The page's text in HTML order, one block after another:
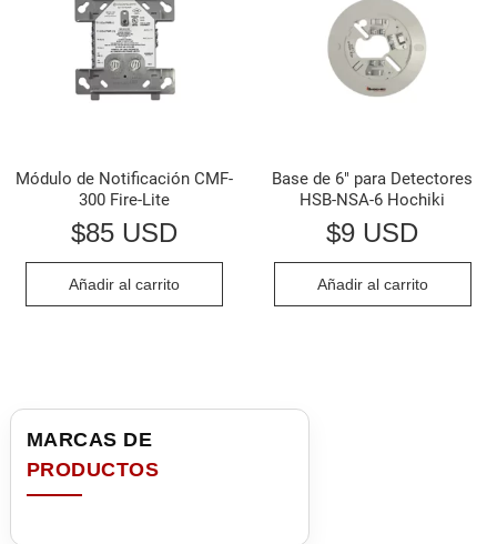
Módulo de Notificación CMF-
300 Fire-Lite
$85 USD
Añadir al carrito
Base de 6″ para Detectores
HSB-NSA-6 Hochiki
$9 USD
Añadir al carrito